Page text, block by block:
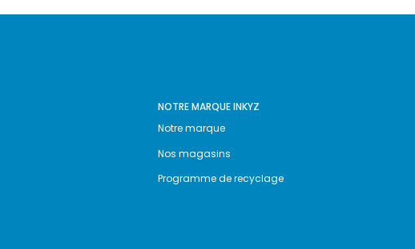
NOTRE MARQUE INKYZ
Notre marque
Nos magasins
Programme de recyclage